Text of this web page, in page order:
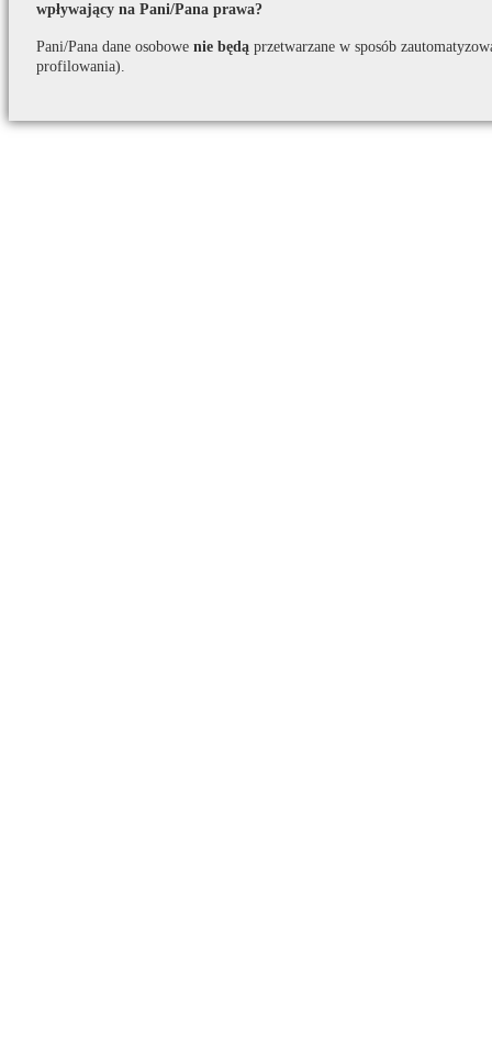
wpływający na Pani/Pana prawa?
Pani/Pana dane osobowe nie będą przetwarzane w sposób
profilowania).